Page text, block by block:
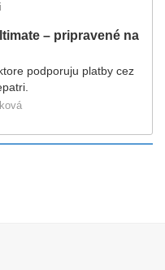
– pripravené na
podporuju platby cez